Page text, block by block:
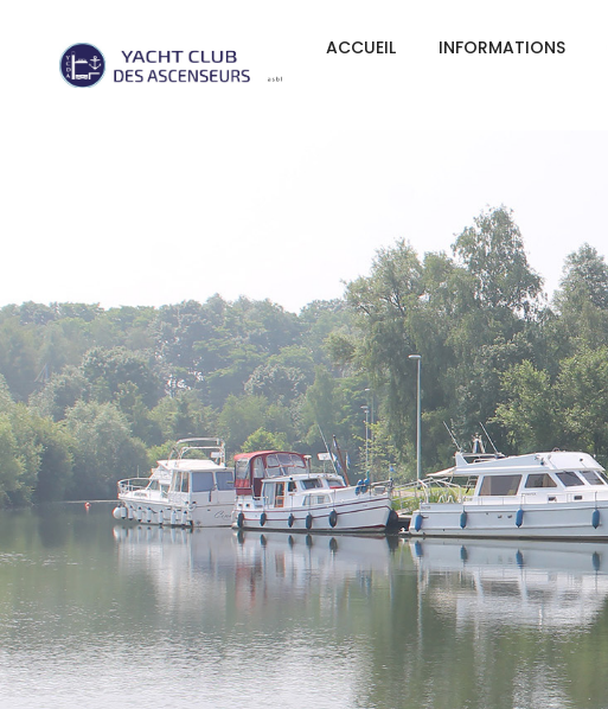
ACCUEIL INFORMATIONS